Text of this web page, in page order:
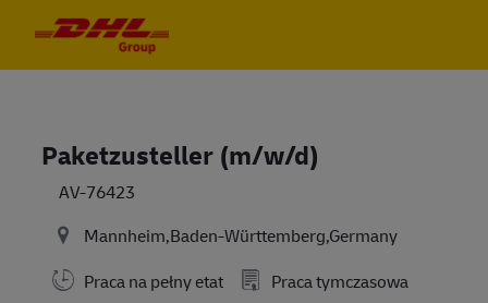
Paketzusteller (m/w/d)
AV-76423
Mannheim,Baden-Württemberg,Germany
Praca na pełny etat
Praca tymczasowa